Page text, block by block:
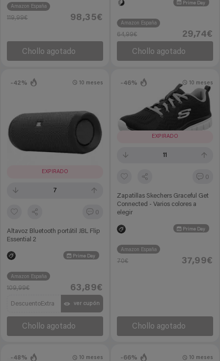
Amazon España
119,99€ 98,35€
Chollo agotado
Prime Day
Amazon España
64,99€ 29,74€
Chollo agotado
-42%
EXPIRADO
7
0
Altavoz Bluetooth portátil JBL Flip
Essential 2
Prime Day
10 meses
Amazon España
109,99€ 63,89€
DescuentoExtra ver cupón
Chollo agotado
-46%
EXPIRADO
11
0
Zapatillas Skechers Graceful Get
Connected - Varios colores a
elegir
Prime Day
10 meses
Amazon España
70€ 37,99€
Chollo agotado
-48% 10 meses -66% 10 meses